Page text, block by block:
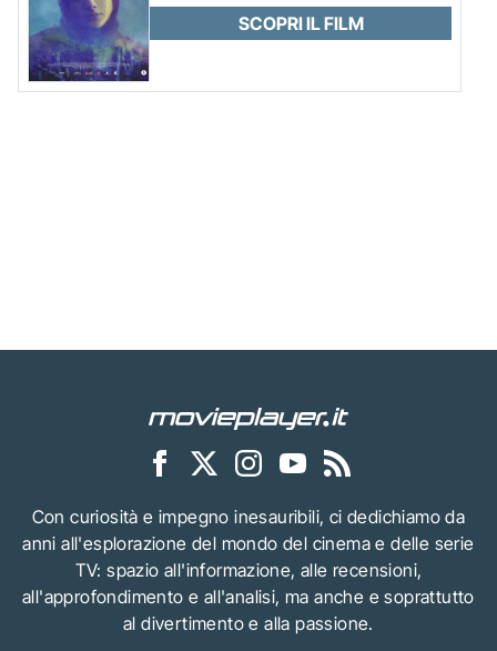
SCOPRI IL FILM
Con curiosità e impegno inesauribili, ci dedichiamo da
anni all'esplorazione del mondo del cinema e delle serie
TV: spazio all'informazione, alle recensioni,
all'approfondimento e all'analisi, ma anche e soprattutto
al divertimento e alla passione.